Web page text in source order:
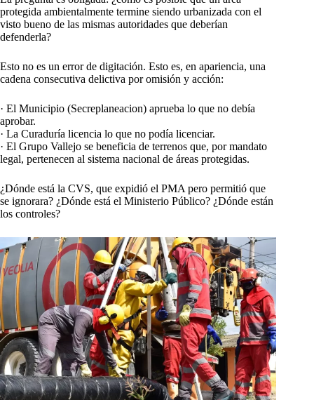
protegida ambientalmente termine siendo urbanizada con el
visto bueno de las mismas autoridades que deberían
defenderla?
Esto no es un error de digitación. Esto es, en apariencia, una
cadena consecutiva delictiva por omisión y acción:
· El Municipio (Secreplaneacion) aprueba lo que no debía
aprobar.
· La Curaduría licencia lo que no podía licenciar.
· El Grupo Vallejo se beneficia de terrenos que, por mandato
legal, pertenecen al sistema nacional de áreas protegidas.
¿Dónde está la CVS, que expidió el PMA pero permitió que
se ignorara? ¿Dónde está el Ministerio Público? ¿Dónde están
los controles?